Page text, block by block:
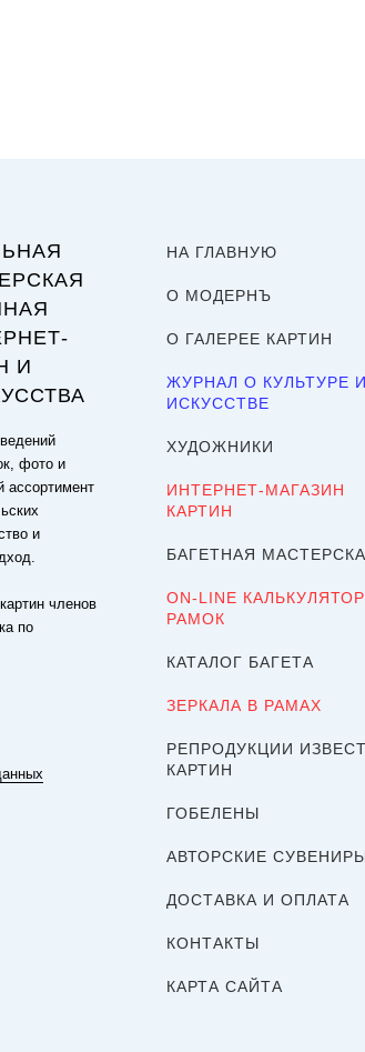
И
фото и
ассортимент
и
членов
по
НА ГЛАВНУЮ
О МОДЕРНЪ
О ГАЛЕРЕЕ КАРТИН
ЖУРНАЛ О КУЛЬТУРЕ
ИСКУССТВЕ
ХУДОЖНИКИ
ИНТЕРНЕТ-МАГАЗИН
КАРТИН
БАГЕТНАЯ
ON-LINE КАЛЬКУЛЯТОР
РАМОК
КАТАЛОГ БАГЕТА
ЗЕРКАЛА В РАМАХ
РЕПРОДУКЦИИ
КАРТИН
ГОБЕЛЕНЫ
АВТОРСКИЕ
ДОСТАВКА И ОПЛАТА
КОНТАКТЫ
КАРТА САЙТА